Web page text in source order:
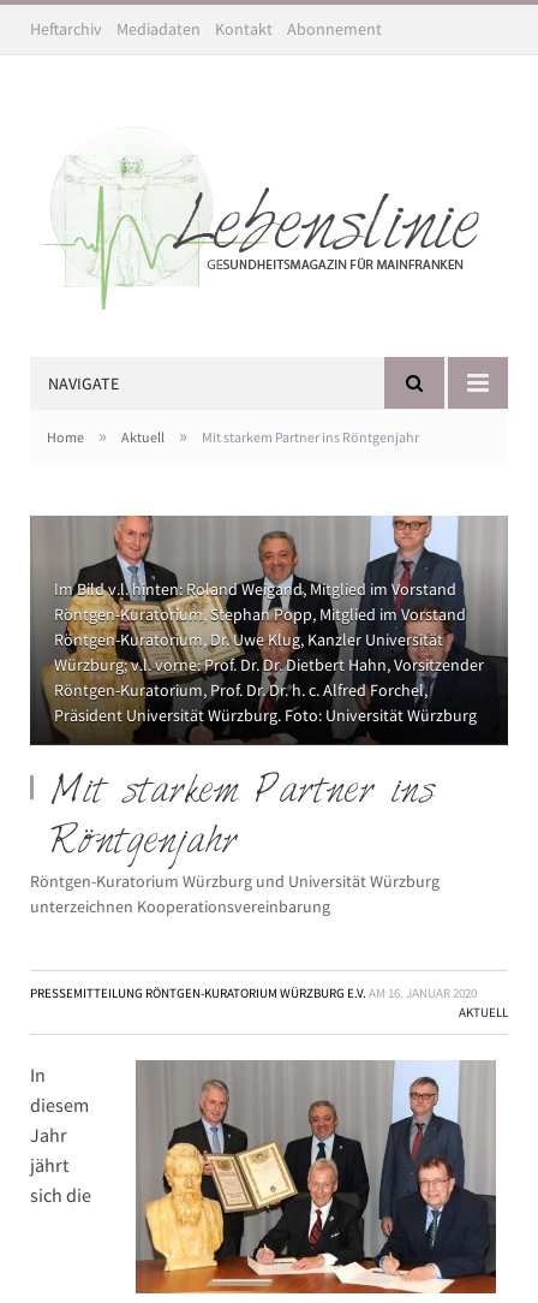
Heftarchiv Mediadaten Kontakt Abonnement
NAVIGATE
Home » Aktuell » Mit starkem Partner ins Röntgenjahr
Im Bild v.l. hinten: Roland Weigand, Mitglied im Vorstand
Röntgen-Kuratorium, Stephan Popp, Mitglied im Vorstand
Röntgen-Kuratorium, Dr. Uwe Klug, Kanzler Universität
Würzburg; v.l. vorne: Prof. Dr. Dr. Dietbert Hahn, Vorsitzender
Röntgen-Kuratorium, Prof. Dr. Dr. h. c. Alfred Forchel,
Präsident Universität Würzburg. Foto: Universität Würzburg
Mit starkem Partner ins
Röntgenjahr
Röntgen-Kuratorium Würzburg und Universität Würzburg
unterzeichnen Kooperationsvereinbarung
PRESSEMITTEILUNG RÖNTGEN-KURATORIUM WÜRZBURG E.V. AM 16. JANUAR 2020
AKTUELL
In
diesem
Jahr
jährt
sich die